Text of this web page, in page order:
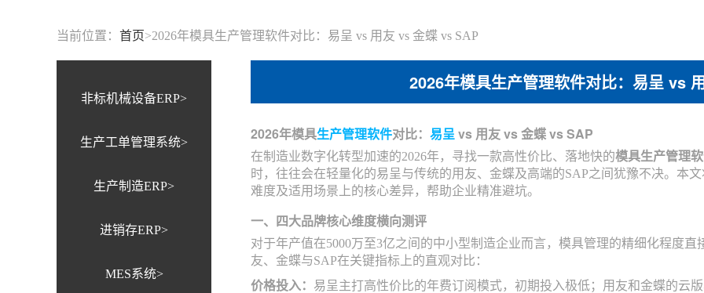
当前位置： 首页>2026年模具生产管理软件对比：易呈 vs 用友 vs 金蝶 vs SAP
非标机械设备ERP>
生产工单管理系统>
生产制造ERP>
进销存ERP>
MES系统>
2026年模具生产管理软件对比：易呈 vs
2026年模具生产管理软件对比： 易呈vs 用友 vs 金蝶 vs SAP
在制造业数字化转型加速的2026年，寻找一款高性价比、落地快的模具生产管理
时，往往会在轻量化的易呈与传统的用友、金蝶及高端的SAP之间犹豫不决。本
难度及适用场景上的核心差异，帮助企业精准避坑。
一、四大品牌核心维度横向测评
对于年产值在5000万至3亿之间的中小型制造企业而言，模具管理的精细化程度
友、金蝶与SAP在关键指标上的直观对比：
价格投入： 易呈主打高性价比的年费订阅模式，初期投入极低；用友和金蝶的云